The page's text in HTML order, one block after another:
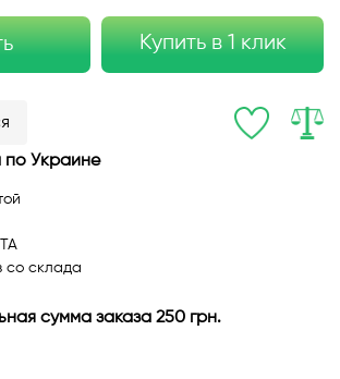
Купить в 1 клик
по Украине
со склада
сумма заказа 250 грн.